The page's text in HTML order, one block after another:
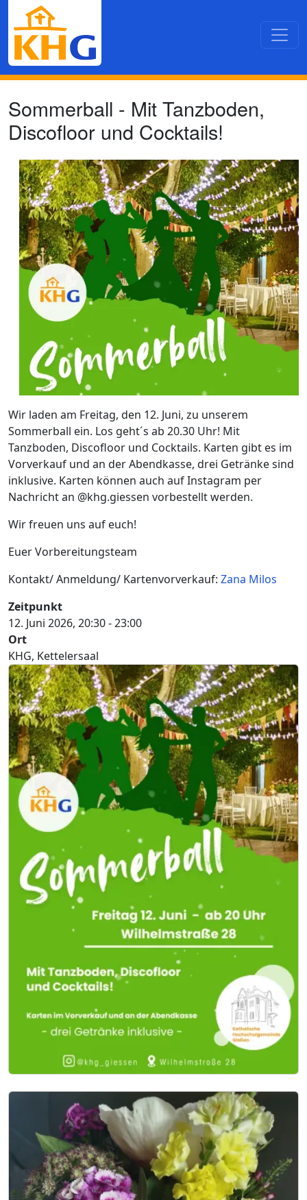
Direkt zum Inhalt
Sommerball - Mit Tanzboden,
Discofloor und Cocktails!
Wir laden am Freitag, den 12. Juni, zu unserem
Sommerball ein. Los geht´s ab 20.30 Uhr! Mit
Tanzboden, Discofloor und Cocktails. Karten gibt es im
Vorverkauf und an der Abendkasse, drei Getränke sind
inklusive. Karten können auch auf Instagram per
Nachricht an @khg.giessen vorbestellt werden.
Wir freuen uns auf euch!
Euer Vorbereitungsteam
Kontakt/ Anmeldung/ Kartenvorverkauf: Zana Milos
Zeitpunkt
12. Juni 2026, 20:30-23:00
Ort
KHG, Kettelersaal